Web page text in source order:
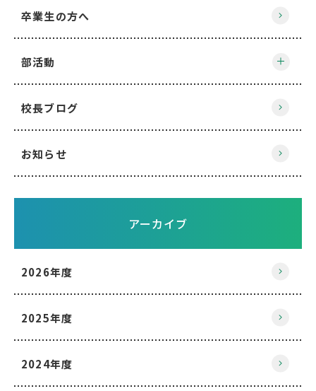
卒業生の方へ
部活動
校長ブログ
お知らせ
アーカイブ
2026年度
2025年度
2024年度